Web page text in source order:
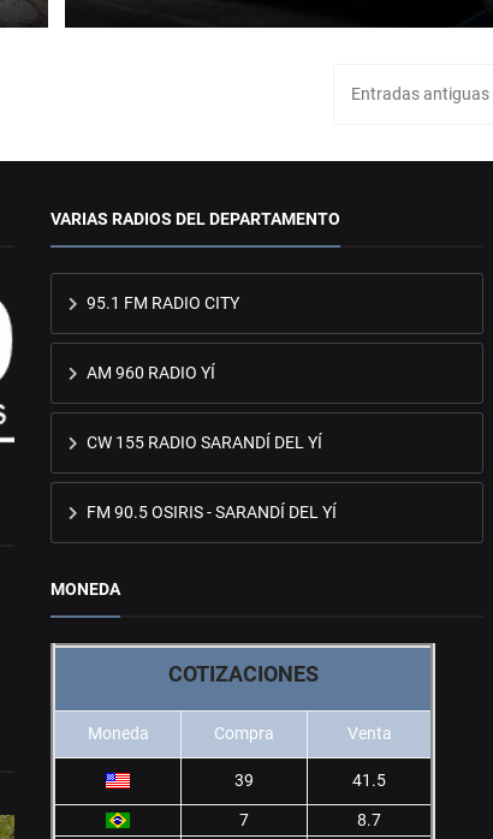
Entradas antiguas
VARIAS RADIOS DEL DEPARTAMENTO
95.1 FM RADIO CITY
AM 960 RADIO YÍ
CW 155 RADIO SARANDÍ DEL YÍ
FM 90.5 OSIRIS - SARANDÍ DEL YÍ
MONEDA
COTIZACIONES
Moneda Compra Venta
39 41.5
7
8.7